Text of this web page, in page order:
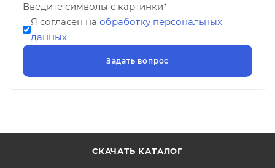
Введите символы с картинки*
Я согласен на обработку персональных
данных
СКАЧАТЬ КАТАЛОГ